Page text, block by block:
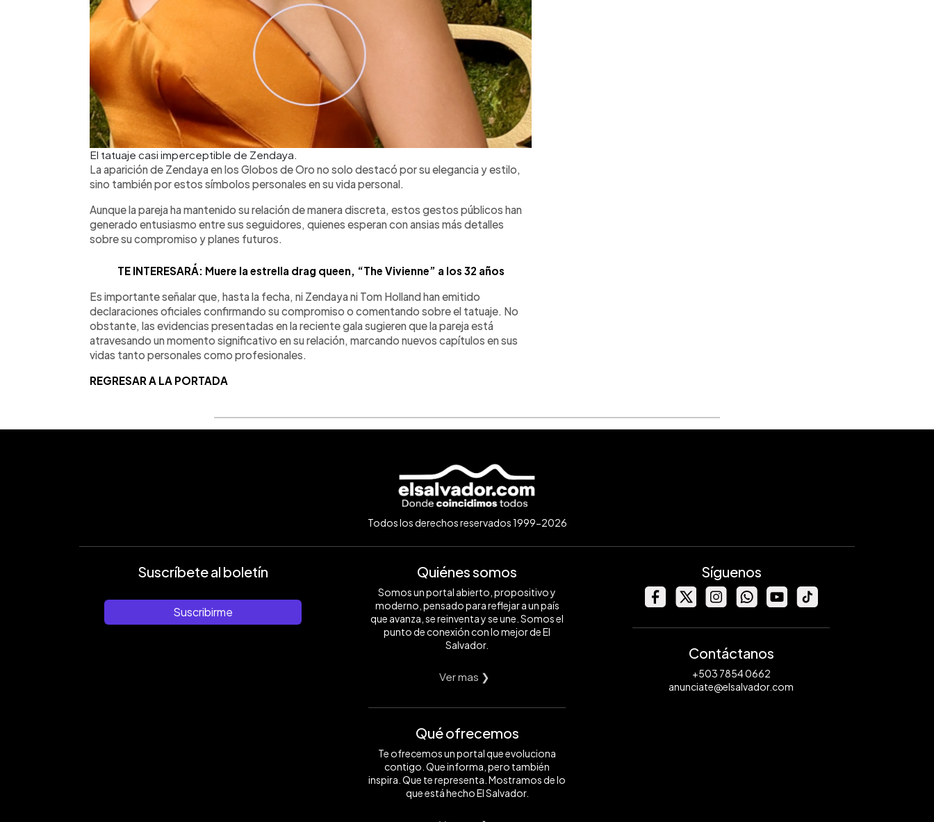
El tatuaje casi imperceptible de Zendaya.
La aparición de Zendaya en los Globos de Oro no solo destacó por su elegancia y estilo,
sino también por estos símbolos personales en su vida personal.
Aunque la pareja ha mantenido su relación de manera discreta, estos gestos públicos han
generado entusiasmo entre sus seguidores, quienes esperan con ansias más detalles
sobre su compromiso y planes futuros.
TE INTERESARÁ: Muere la estrella drag queen, “The Vivienne” a los 32 años
Es importante señalar que, hasta la fecha, ni Zendaya ni Tom Holland han emitido
declaraciones oficiales confirmando su compromiso o comentando sobre el tatuaje. No
obstante, las evidencias presentadas en la reciente gala sugieren que la pareja está
atravesando un momento significativo en su relación, marcando nuevos capítulos en sus
vidas tanto personales como profesionales.
REGRESAR A LA PORTADA
Todos los derechos reservados 1999-2026
Suscríbete al boletín
Suscribirme
Quiénes somos
Somos un portal abierto, propositivo y
moderno, pensado para reflejar a un país
que avanza, se reinventa y se une. Somos el
punto de conexión con lo mejor de El
Salvador.
Ver mas ❯
Qué ofrecemos
Te ofrecemos un portal que evoluciona
contigo. Que informa, pero también
inspira. Que te representa. Mostramos de lo
que está hecho El Salvador.
Síguenos
Contáctanos
+503 7854 0662
anunciate@elsalvador.com